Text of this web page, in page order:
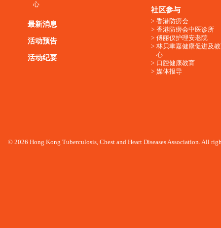
心
最新消息
活动预告
活动纪要
社区参与
香港防痨会
香港防痨会中医诊所
傅丽仪护理安老院
林贝聿嘉健康促进及
心
口腔健康教育
媒体报导
© 2026 Hong Kong Tuberculosis, Chest and Heart Diseases Association. All